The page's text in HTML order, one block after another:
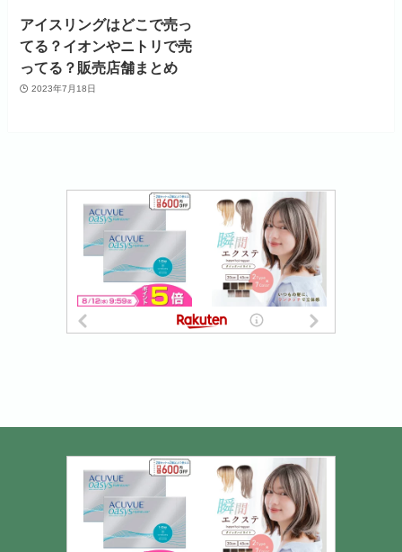
アイスリングはどこで売っ
てる？イオンやニトリで売
ってる？販売店舗まとめ
2023年7月18日